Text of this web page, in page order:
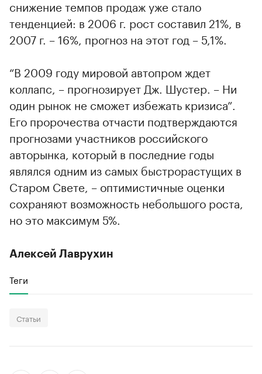
снижение темпов продаж уже стало
тенденцией: в 2006 г. рост составил 21%, в
2007 г. – 16%, прогноз на этот год – 5,1%.
“В 2009 году мировой автопром ждет
коллапс, – прогнозирует Дж. Шустер. – Ни
один рынок не сможет избежать кризиса”.
Его пророчества отчасти подтверждаются
прогнозами участников российского
авторынка, который в последние годы
являлся одним из самых быстрорастущих в
Старом Свете, – оптимистичные оценки
сохраняют возможность небольшого роста,
но это максимум 5%.
Алексей Лаврухин
Теги
Статьи